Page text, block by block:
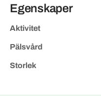
Egenskaper
Aktivitet
Pälsvård
Storlek